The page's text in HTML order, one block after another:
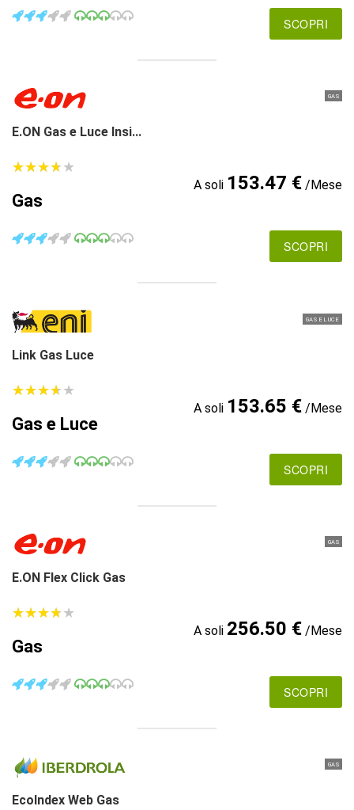
SCOPRI
GAS
E.ON Gas e Luce Insi...
★★★★★
★★★★★
Gas
A soli 153.47 €/Mese
SCOPRI
GAS E LUCE
Link Gas Luce
★★★★★
★★★★★
Gas e Luce
A soli 153.65 €/Mese
SCOPRI
GAS
E.ON Flex Click Gas
★★★★★
★★★★★
Gas
A soli 256.50 €/Mese
SCOPRI
GAS
EcoIndex Web Gas